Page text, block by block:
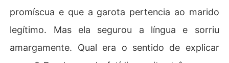
promíscua e que a garota pertencia ao marido
legítimo. Mas ela segurou a língua e sorriu
amargamente. Qual era o sentido de explicar